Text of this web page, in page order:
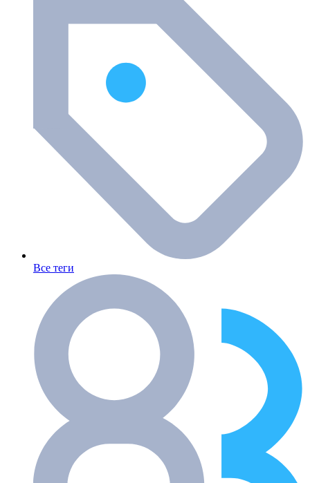
Все теги